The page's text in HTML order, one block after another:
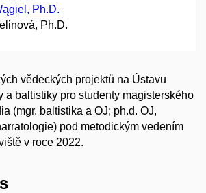
Ph.D.
Ph.D.
vědeckých projektů na Ústavu
a baltistiky pro studenty magisterského
(mgr. baltistika a OJ; ph.d. OJ,
pod metodickým vedením
v roce 2022.